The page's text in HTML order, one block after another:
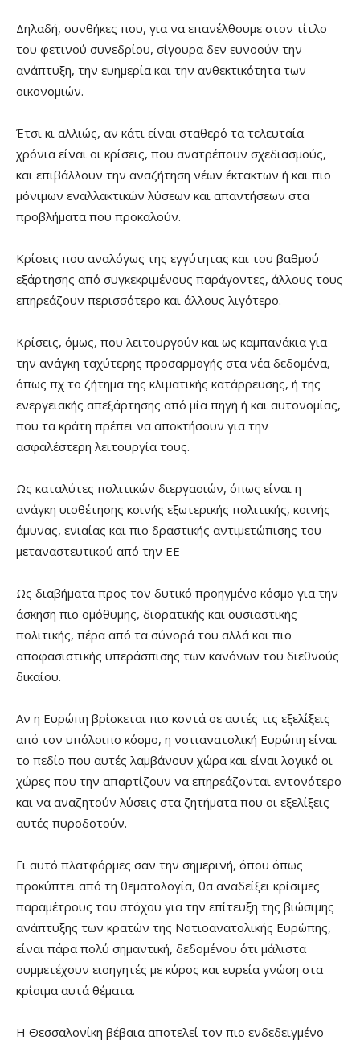
Δηλαδή, συνθήκες που, για να επανέλθουμε στον τίτλο
του φετινού συνεδρίου, σίγουρα δεν ευνοούν την
ανάπτυξη, την ευημερία και την ανθεκτικότητα των
οικονομιών.
Έτσι κι αλλιώς, αν κάτι είναι σταθερό τα τελευταία
χρόνια είναι οι κρίσεις, που ανατρέπουν σχεδιασμούς,
και επιβάλλουν την αναζήτηση νέων έκτακτων ή και πιο
μόνιμων εναλλακτικών λύσεων και απαντήσεων στα
προβλήματα που προκαλούν.
Κρίσεις που αναλόγως της εγγύτητας και του βαθμού
εξάρτησης από συγκεκριμένους παράγοντες, άλλους τους
επηρεάζουν περισσότερο και άλλους λιγότερο.
Κρίσεις, όμως, που λειτουργούν και ως καμπανάκια για
την ανάγκη ταχύτερης προσαρμογής στα νέα δεδομένα,
όπως πχ το ζήτημα της κλιματικής κατάρρευσης, ή της
ενεργειακής απεξάρτησης από μία πηγή ή και αυτονομίας,
που τα κράτη πρέπει να αποκτήσουν για την
ασφαλέστερη λειτουργία τους.
Ως καταλύτες πολιτικών διεργασιών, όπως είναι η
ανάγκη υιοθέτησης κοινής εξωτερικής πολιτικής, κοινής
άμυνας, ενιαίας και πιο δραστικής αντιμετώπισης του
μεταναστευτικού από την ΕΕ
Ως διαβήματα προς τον δυτικό προηγμένο κόσμο για την
άσκηση πιο ομόθυμης, διορατικής και ουσιαστικής
πολιτικής, πέρα από τα σύνορά του αλλά και πιο
αποφασιστικής υπεράσπισης των κανόνων του διεθνούς
δικαίου.
Αν η Ευρώπη βρίσκεται πιο κοντά σε αυτές τις εξελίξεις
από τον υπόλοιπο κόσμο, η νοτιανατολική Ευρώπη είναι
το πεδίο που αυτές λαμβάνουν χώρα και είναι λογικό οι
χώρες που την απαρτίζουν να επηρεάζονται εντονότερο
και να αναζητούν λύσεις στα ζητήματα που οι εξελίξεις
αυτές πυροδοτούν.
Γι αυτό πλατφόρμες σαν την σημερινή, όπου όπως
προκύπτει από τη θεματολογία, θα αναδείξει κρίσιμες
παραμέτρους του στόχου για την επίτευξη της βιώσιμης
ανάπτυξης των κρατών της Νοτιοανατολικής Ευρώπης,
είναι πάρα πολύ σημαντική, δεδομένου ότι μάλιστα
συμμετέχουν εισηγητές με κύρος και ευρεία γνώση στα
κρίσιμα αυτά θέματα.
Η Θεσσαλονίκη βέβαια αποτελεί τον πιο ενδεδειγμένο